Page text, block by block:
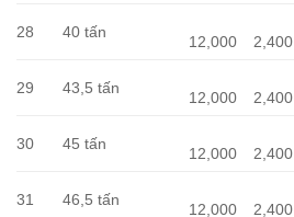
28 40 tấn
12,000 2,400
29 43,5 tấn
12,000 2,400
30 45 tấn
12,000 2,400
31 46,5 tấn
12,000 2,400